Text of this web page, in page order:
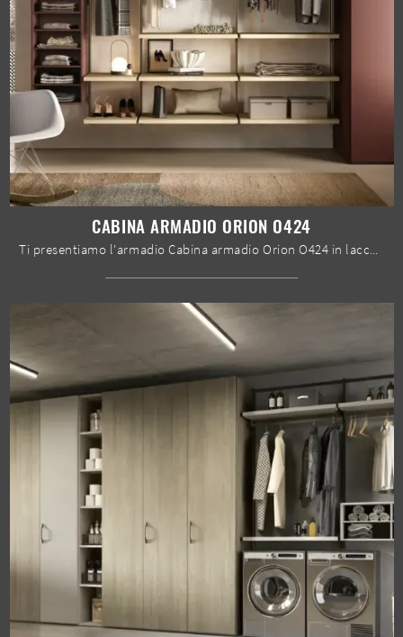
CABINA ARMADIO ORION O424
Ti presentiamo l'armadio Cabina armadio Orion O424 in laccato opaco di Moretti Compact Giorno Notte! Un ricco catalogo di armadi cabine armadio con ...